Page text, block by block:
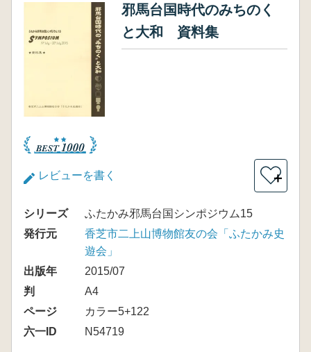
邪馬台国時代のみちのく
と大和 資料集
レビューを書く ＋
シリーズ
ふたかみ邪馬台国シンポジウム15
発行元
香芝市二上山博物館友の会「ふたかみ史
遊会」
出版年
2015/07
判
A4
ページ
カラー5+122
六一ID
N54719